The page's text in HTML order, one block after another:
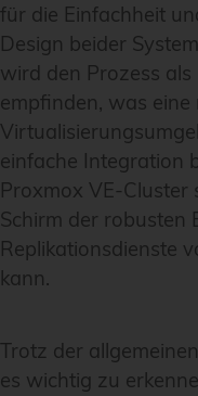
für die Einfachheit
Design beider
wird den Prozess
empfinden, was
einfache Integration
Proxmox VE-Cluster
Schirm der robusten
Replikationsdienste
kann.
Trotz der
es wichtig zu